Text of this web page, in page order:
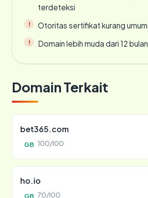
terdeteksi
Otoritas sertifikat kurang umum
Domain lebih muda dari 12 bulan
Domain Terkait
bet365.com
GB 100/100
ho.io
GB 70/100